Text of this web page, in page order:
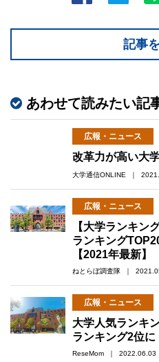
記事
あわせて読みたい記
広報・ニュース
改革力が高い大
大学通信ONLINE ｜
広報・ニュース
【大学ランキン
ランキング
【2021年最新】
ねとらぼ調査隊 ｜
広報・ニュース
大学人気ランキ
ランキング2位に
ReseMom ｜ 2022.06.03